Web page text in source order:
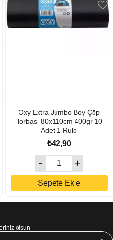
Oxy Extra Jumbo Boy Çöp
Torbası 80x110cm 400gr 10
Adet 1 Rulo
₺42,90
Sepete Ekle
olsun